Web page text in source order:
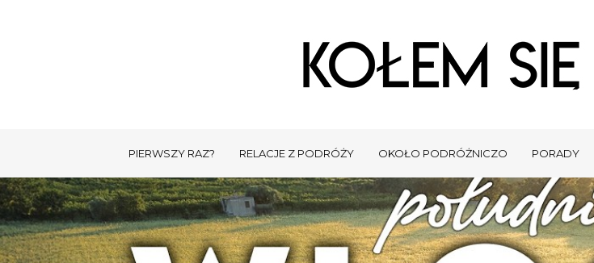
PIERWSZY RAZ? RELACJE Z PODRÓŻY OKOŁO PODRÓŻNICZO PORADY